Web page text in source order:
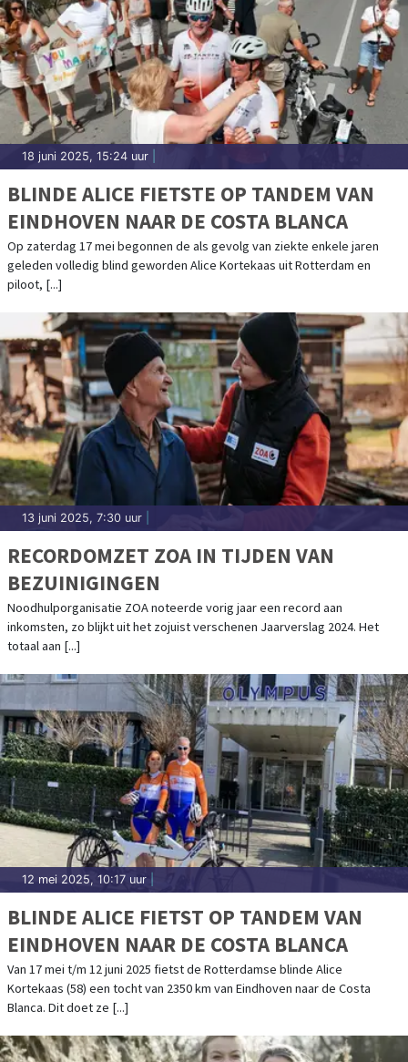
18 juni 2025, 15:24 uur
BLINDE ALICE FIETSTE OP TANDEM VAN
EINDHOVEN NAAR DE COSTA BLANCA
Op zaterdag 17 mei begonnen de als gevolg van ziekte enkele jaren
geleden volledig blind geworden Alice Kortekaas uit Rotterdam en
piloot, [...]
13 juni 2025, 7:30 uur
RECORDOMZET ZOA IN TIJDEN VAN
BEZUINIGINGEN
Noodhulporganisatie ZOA noteerde vorig jaar een record aan
inkomsten, zo blijkt uit het zojuist verschenen Jaarverslag 2024. Het
totaal aan [...]
12 mei 2025, 10:17 uur
BLINDE ALICE FIETST OP TANDEM VAN
EINDHOVEN NAAR DE COSTA BLANCA
Van 17 mei t/m 12 juni 2025 fietst de Rotterdamse blinde Alice
Kortekaas (58) een tocht van 2350 km van Eindhoven naar de Costa
Blanca. Dit doet ze [...]